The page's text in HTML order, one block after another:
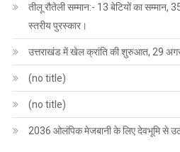
तीलू रौतेली सम्मान:- 13 बेटियों का सम्मान,
स्तरीय पुरस्कार।
उत्तराखंड में खेल क्रांति की शुरुआत, 29
(no title)
(no title)
2036 ओलंपिक मेजबानी के लिए देवभूमि से